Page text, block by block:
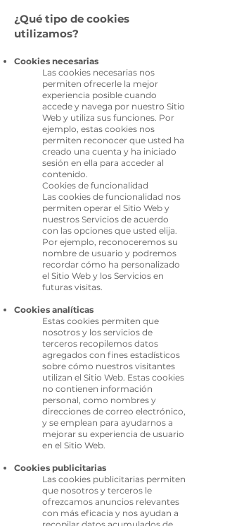
¿Qué tipo de cookies
utilizamos?
Cookies necesarias
Las cookies necesarias nos
permiten ofrecerle la mejor
experiencia posible cuando
accede y navega por nuestro Sitio
Web y utiliza sus funciones. Por
ejemplo, estas cookies nos
permiten reconocer que usted ha
creado una cuenta y ha iniciado
sesión en ella para acceder al
contenido.
Cookies de funcionalidad
Las cookies de funcionalidad nos
permiten operar el Sitio Web y
nuestros Servicios de acuerdo
con las opciones que usted elija.
Por ejemplo, reconoceremos su
nombre de usuario y podremos
recordar cómo ha personalizado
el Sitio Web y los Servicios en
futuras visitas.
Cookies analíticas
Estas cookies permiten que
nosotros y los servicios de
terceros recopilemos datos
agregados con fines estadísticos
sobre cómo nuestros visitantes
utilizan el Sitio Web. Estas cookies
no contienen información
personal, como nombres y
direcciones de correo electrónico,
y se emplean para ayudarnos a
mejorar su experiencia de usuario
en el Sitio Web.
Cookies publicitarias
Las cookies publicitarias permiten
que nosotros y terceros le
ofrezcamos anuncios relevantes
con más eficacia y nos ayudan a